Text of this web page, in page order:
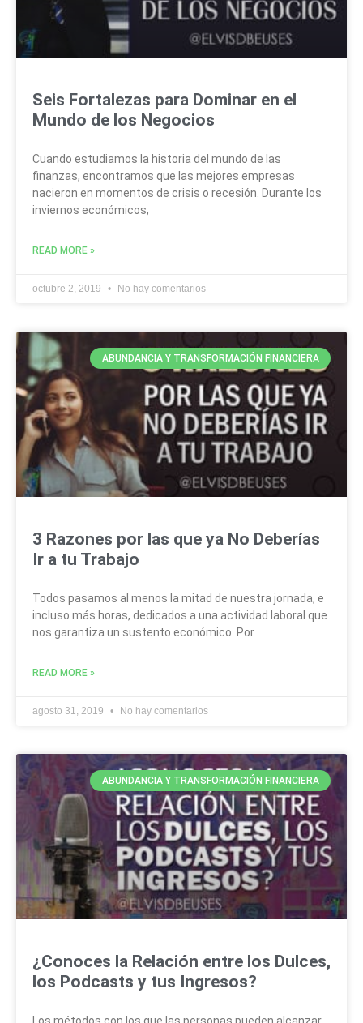
Seis Fortalezas para Dominar en el
Mundo de los Negocios
Cuando estudiamos la historia del mundo de las
finanzas, encontramos que las mejores empresas
nacieron en momentos de crisis o recesión. Durante los
inviernos económicos,
READ MORE »
octubre 2, 2019 No hay comentarios
ABUNDANCIA Y TRANSFORMACIÓN FINANCIERA
3 Razones por las que ya No Deberías
Ir a tu Trabajo
Todos pasamos al menos la mitad de nuestra jornada, e
incluso más horas, dedicados a una actividad laboral que
nos garantiza un sustento económico. Por
READ MORE »
agosto 31, 2019 No hay comentarios
ABUNDANCIA Y TRANSFORMACIÓN FINANCIERA
¿Conoces la Relación entre los Dulces,
los Podcasts y tus Ingresos?
Los métodos con los que las personas pueden alcanzar